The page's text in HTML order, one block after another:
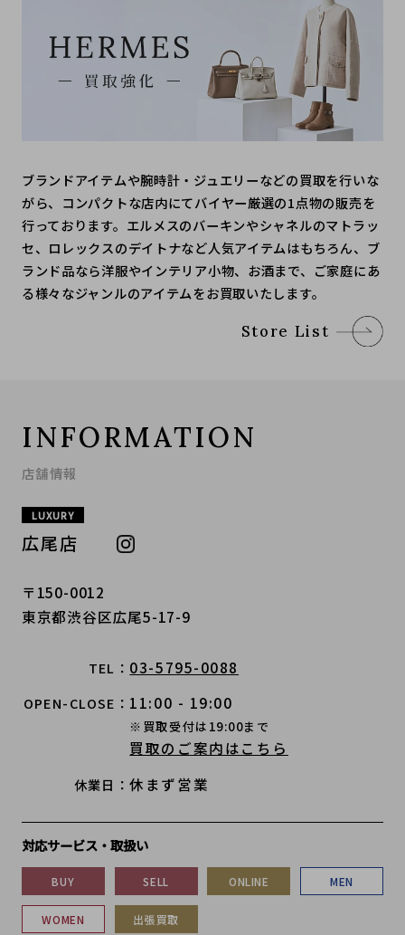
ブランドアイテムや腕時計・ジュエリーなどの買取を行いな
がら、コンパクトな店内にてバイヤー厳選の1点物の販売を
行っております。エルメスのバーキンやシャネルのマトラッ
セ、ロレックスのデイトナなど人気アイテムはもちろん、ブ
ランド品なら洋服やインテリア小物、お酒まで、ご家庭にあ
る様々なジャンルのアイテムをお買取いたします。
Store List
INFORMATION
店舗情報
LUXURY
広尾店
〒150-0012
東京都渋谷区広尾5-17-9
TEL 03-5795-0088
OPEN-CLOSE 11:00 - 19:00
※買取受付は19:00まで
買取のご案内はこちら
休業日 休まず営業
対応サービス・取扱い
BUY SELL ONLINE MEN
WOMEN 出張買取